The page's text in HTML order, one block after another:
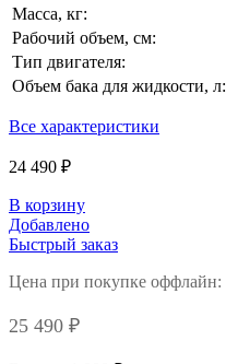
Масса, кг:
Рабочий объем, см:
Тип двигателя:
Объем бака для жидкости, л:
Все характеристики
24 490 ₽
В корзину
Добавлено
Быстрый заказ
Цена при покупке оффлайн:
25 490 ₽